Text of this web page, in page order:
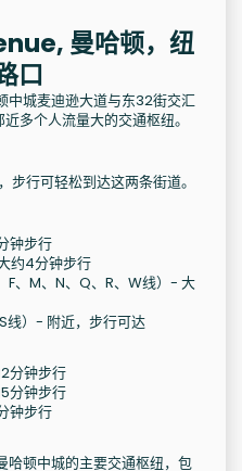
曼哈顿，纽
口
城麦迪逊大道与东32街交汇
多个人流量大的交通枢纽。
行可轻松到达这两条街道。
钟步行
约4分钟步行
、M、N、Q、R、W线）- 大
线）- 附近，步行可达
分钟步行
分钟步行
钟步行
顿中城的主要交通枢纽，包